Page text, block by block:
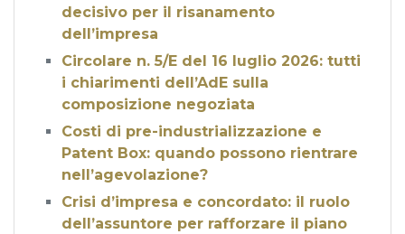
decisivo per il risanamento
dell’impresa
Circolare n. 5/E del 16 luglio 2026: tutti
i chiarimenti dell’AdE sulla
composizione negoziata
Costi di pre-industrializzazione e
Patent Box: quando possono rientrare
nell’agevolazione?
Crisi d’impresa e concordato: il ruolo
dell’assuntore per rafforzare il piano